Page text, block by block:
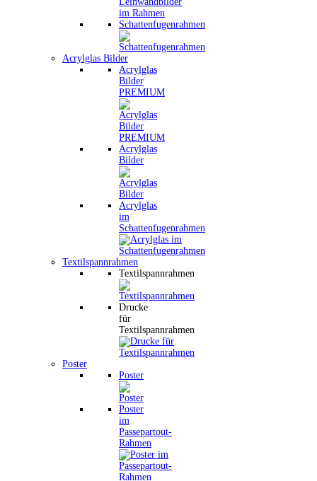
Schattenfugenrahmen
Acrylglas Bilder
Acrylglas
Bilder
PREMIUM
Acrylglas
Bilder
Acrylglas
im
Schattenfugenrahmen
Textilspannrahmen
Textilspannrahmen
Drucke
für
Textilspannrahmen
Poster
Poster
Poster
im
Passepartout-
Rahmen